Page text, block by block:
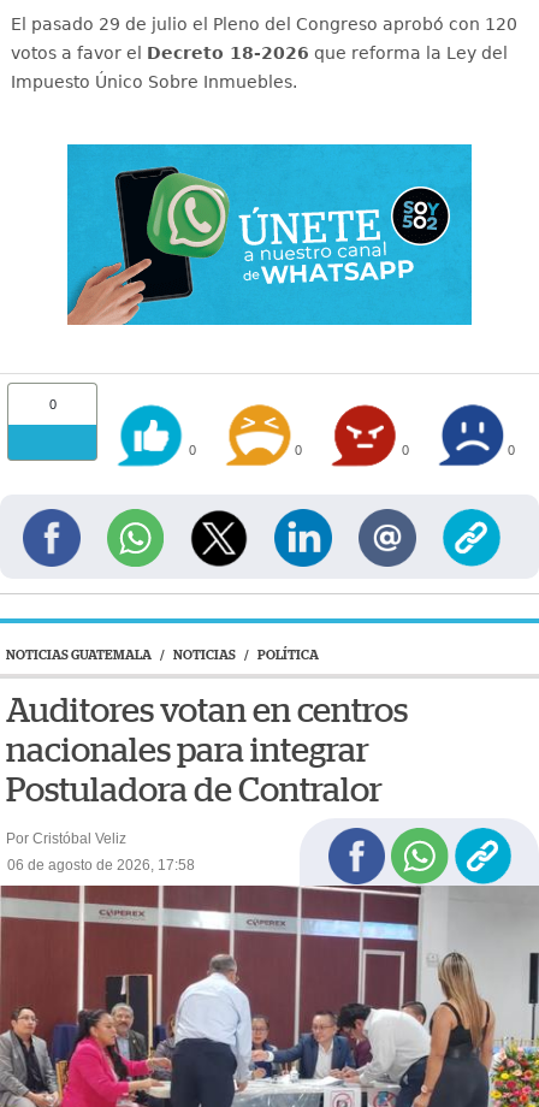
El pasado 29 de julio el Pleno del Congreso aprobó con 120
votos a favor el Decreto 18-2026 que reforma la Ley del
Impuesto Único Sobre Inmuebles.
0
0 0 0 0
NOTICIAS GUATEMALA / NOTICIAS / POLÍTICA
Auditores votan en centros
nacionales para integrar
Postuladora de Contralor
Por Cristóbal Veliz
06 de agosto de 2026, 17:58